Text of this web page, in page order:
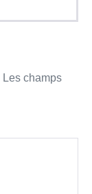
Les champs